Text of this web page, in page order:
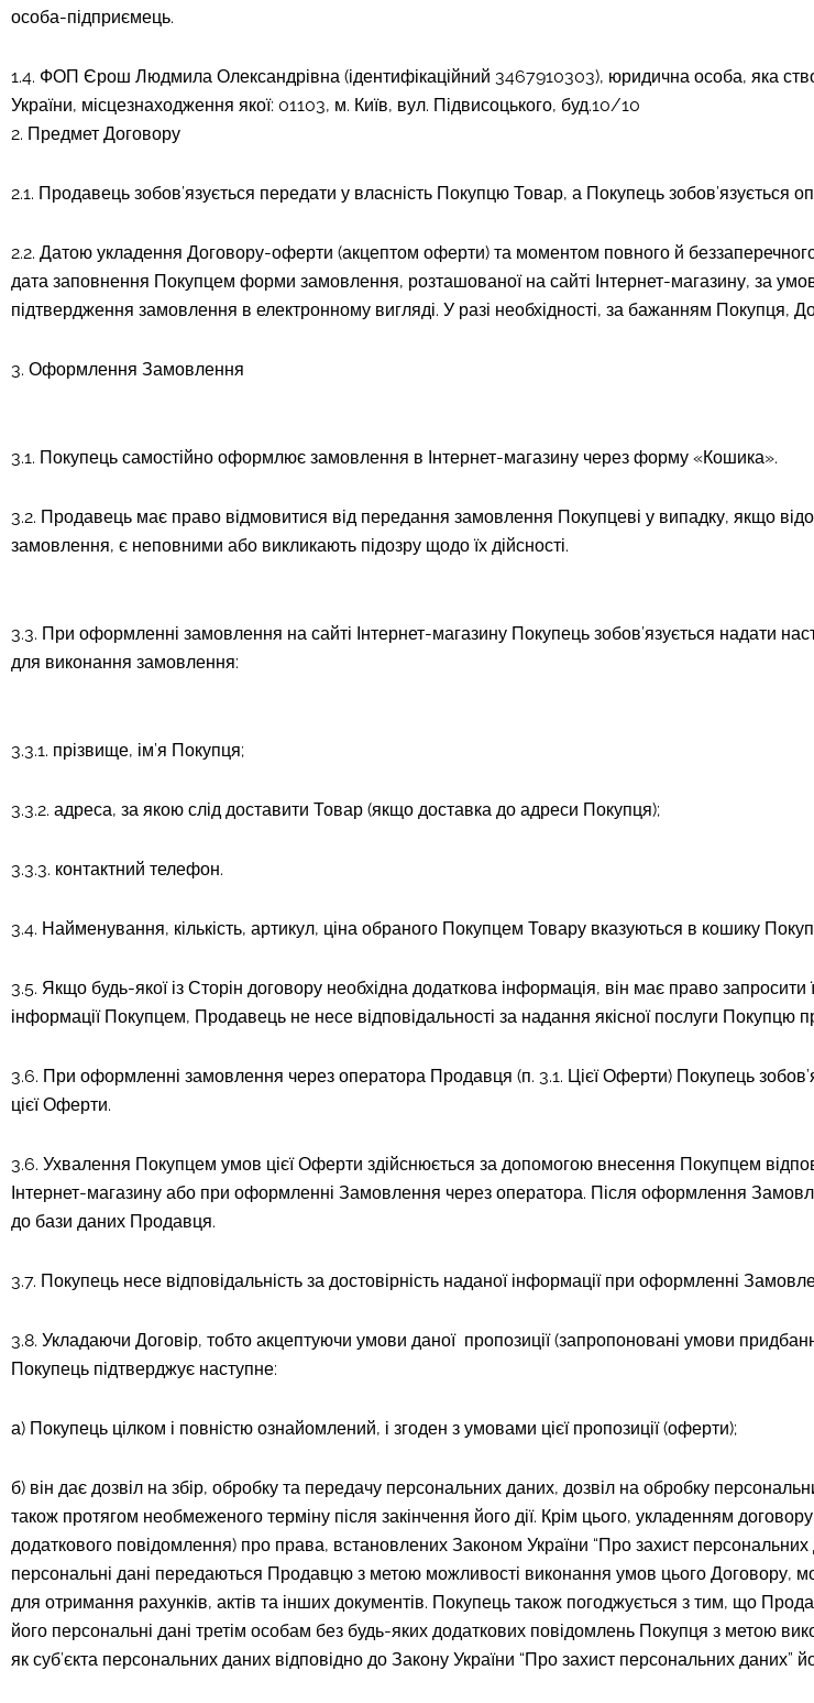
особа-підприємець.
1.4. ФОП Єрош Людмила Олександрівна (ідентифікаційний 3467910303), юридична особа, яка
України, місцезнаходження якої: 01103, м. Київ, вул. Підвисоцького, буд.10/10
2. Предмет Договору
2.1. Продавець зобов’язується передати у власність Покупцю Товар, а Покупець зобов’язується
2.2. Датою укладення Договору-оферти (акцептом оферти) та моментом повного й
дата заповнення Покупцем форми замовлення, розташованої на сайті Інтернет-магазину, за
підтвердження замовлення в електронному вигляді. У разі необхідності, за бажанням Покупця,
3. Оформлення Замовлення
3.1. Покупець самостійно оформлює замовлення в Інтернет-магазину через форму «Кошика».
3.2. Продавець має право відмовитися від передання замовлення Покупцеві у випадку, якщо
замовлення, є неповними або викликають підозру щодо їх дійсності.
3.3. При оформленні замовлення на сайті Інтернет-магазину Покупець зобов’язується надати
для виконання замовлення:
3.3.1. прізвище, ім’я Покупця;
3.3.2. адреса, за якою слід доставити Товар (якщо доставка до адреси Покупця);
3.3.3. контактний телефон.
3.4. Найменування, кількість, артикул, ціна обраного Покупцем Товару вказуються в кошику
3.5. Якщо будь-якої із Сторін договору необхідна додаткова інформація, він має право запросити
інформації Покупцем, Продавець не несе відповідальності за надання якісної послуги Покупцю
3.6. При оформленні замовлення через оператора Продавця (п. 3.1. Цієї Оферти) Покупець
цієї Оферти.
3.6. Ухвалення Покупцем умов цієї Оферти здійснюється за допомогою внесення Покупцем
Інтернет-магазину або при оформленні Замовлення через оператора. Після оформлення
до бази даних Продавця.
3.7. Покупець несе відповідальність за достовірність наданої інформації при оформленні
3.8. Укладаючи Договір, тобто акцептуючи умови даної пропозиції (запропоновані умови
Покупець підтверджує наступне:
а) Покупець цілком і повністю ознайомлений, і згоден з умовами цієї пропозиції (оферти);
б) він дає дозвіл на збір, обробку та передачу персональних даних, дозвіл на обробку
також протягом необмеженого терміну після закінчення його дії. Крім цього, укладенням
додаткового повідомлення) про права, встановлених Законом України “Про захист
персональні дані передаються Продавцю з метою можливості виконання умов цього Договору,
для отримання рахунків, актів та інших документів. Покупець також погоджується з тим, що
його персональні дані третім особам без будь-яких додаткових повідомлень Покупця з метою
як суб’єкта персональних даних відповідно до Закону України “Про захист персональних даних”